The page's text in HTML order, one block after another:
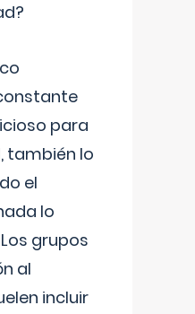
para
también lo
el
lo
grupos
al
incluir